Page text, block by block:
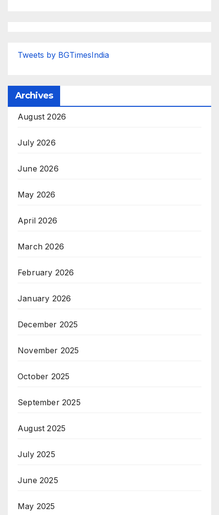
Tweets by BGTimesIndia
Archives
August 2026
July 2026
June 2026
May 2026
April 2026
March 2026
February 2026
January 2026
December 2025
November 2025
October 2025
September 2025
August 2025
July 2025
June 2025
May 2025